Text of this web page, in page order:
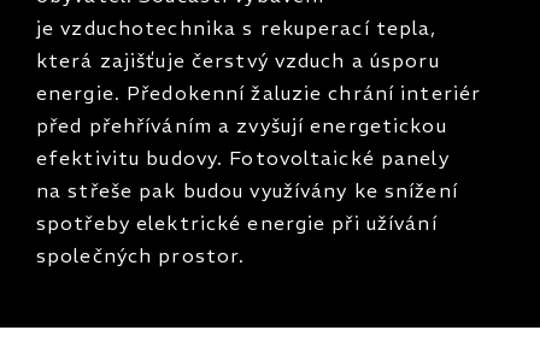
je vzduchotechnika s rekuperací tepla,
která zajišťuje čerstvý vzduch a úsporu
energie. Předokenní žaluzie chrání interiér
před přehříváním a zvyšují energetickou
efektivitu budovy. Fotovoltaické panely
na střeše pak budou využívány ke snížení
spotřeby elektrické energie při užívání
společných prostor.